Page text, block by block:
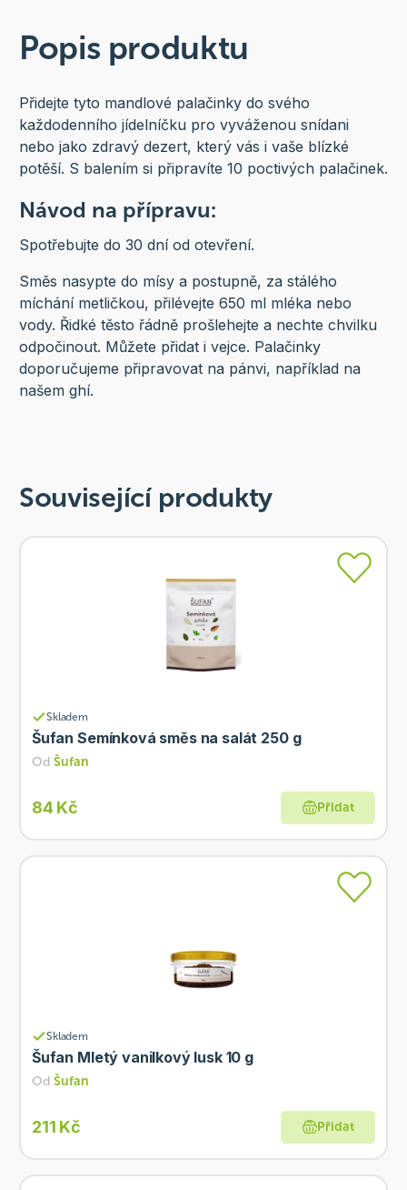
Popis produktu
Přidejte tyto mandlové palačinky do svého
každodenního jídelníčku pro vyváženou snídani
nebo jako zdravý dezert, který vás i vaše blízké
potěší. S balením si připravíte 10 poctivých palačinek.
Návod na přípravu:
Spotřebujte do 30 dní od otevření.
Směs nasypte do mísy a postupně, za stálého
míchání metličkou, přilévejte 650 ml mléka nebo
vody. Řidké těsto řádně prošlehejte a nechte chvilku
odpočinout. Můžete přidat i vejce. Palačinky
doporučujeme připravovat na pánvi, například na
našem ghí.
Související produkty
Skladem
Šufan Semínková směs na salát 250 g
Od Šufan
84 Kč Přidat
Skladem
Šufan Mletý vanilkový lusk 10 g
Od Šufan
211 Kč Přidat